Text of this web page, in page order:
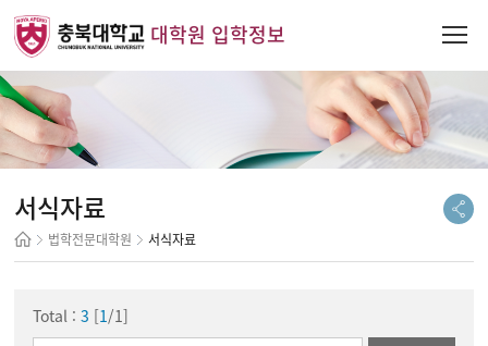
대학원 입학정보
서식자료
법학전문대학원 서식자료
Total :3 [1/1]